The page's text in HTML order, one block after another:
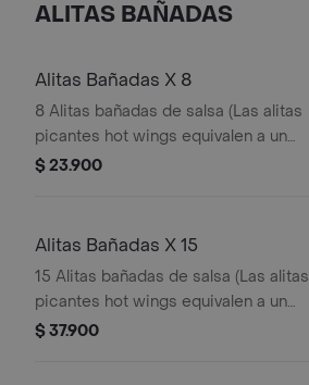
ALITAS BAÑADAS
Alitas Bañadas X 8
8 Alitas bañadas de salsa (Las alitas
picantes hot wings equivalen a un
trozo de ala)
$ 23.900
Alitas Bañadas X 15
15 Alitas bañadas de salsa (Las alitas
picantes hot wings equivalen a un
trozo de ala)
$ 37.900